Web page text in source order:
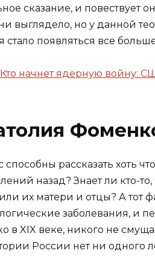
сказание, и повествует
выглядело, но у данной
стало появляться все
Кто начнет ядерную войну:
рассказать хоть
назад? Знает ли кто-
их матери и отцы? А тот
заболевания, и
в XIX веке, никого не
России нет ни одного